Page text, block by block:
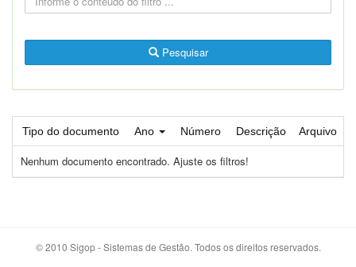
Pesquisar
Tipo do documento Ano Número Descrição Arquivo
Nenhum documento encontrado. Ajuste os filtros!
© 2010 Sigop - Sistemas de Gestão. Todos os direitos reservados.